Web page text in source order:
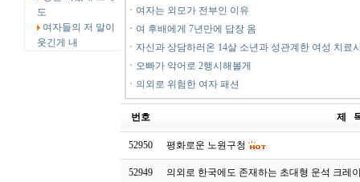
도
여자들의 저 말이
웃긴게 내
ㆍ 여자는 외모가 전부인 이유
ㆍ 여 후배에게 7년만에 답장 옴
ㆍ 자신과 상담하러온 14살 소년과 성관계한 여성 치료
ㆍ 오빠가 악어로 2행시해볼게
ㆍ 의외로 위험한 여자 패션
번호 제
52950 평화로운 노원구청
52949 의외로 한국에도 존재하는 초대형 운석 크레